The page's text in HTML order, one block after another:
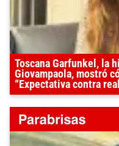
Toscana Garfunkel, la
Giovampaola, mostró
“Expectativa contra